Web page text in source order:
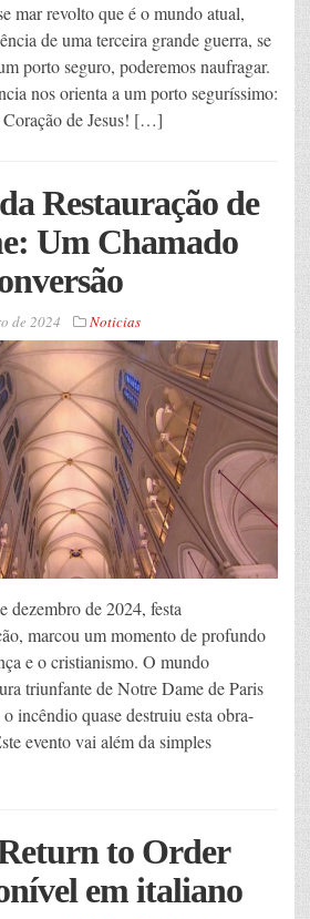
mar revolto que é o mundo atual,
de uma terceira grande guerra, se
porto seguro, poderemos naufragar.
nos orienta a um porto seguríssimo:
Coração de Jesus! […]
Restauração de
Um Chamado
de 2024 Noticias
de 2024, festa
marcou um momento de profundo
e o cristianismo. O mundo
triunfante de Notre Dame de Paris
incêndio quase destruiu esta obra-
evento vai além da simples
to Order
em italiano